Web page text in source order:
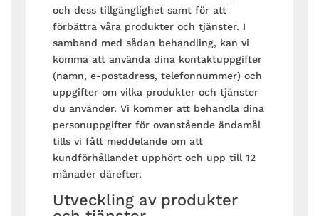
och dess tillgänglighet samt för att
förbättra våra produkter och tjänster. I
samband med sådan behandling, kan vi
komma att använda dina kontaktuppgifter
(namn, e-postadress, telefonnummer) och
uppgifter om vilka produkter och tjänster
du använder. Vi kommer att behandla dina
personuppgifter för ovanstående ändamål
tills vi fått meddelande om att
kundförhållandet upphört och upp till 12
månader därefter.
Utveckling av produkter